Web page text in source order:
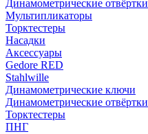
Динамометрические отвёртки
Мультипликаторы
Торктестеры
Насадки
Аксессуары
Gedore RED
Stahlwille
Динамометрические ключи
Динамометрические отвёртки
Торктестеры
ПНГ